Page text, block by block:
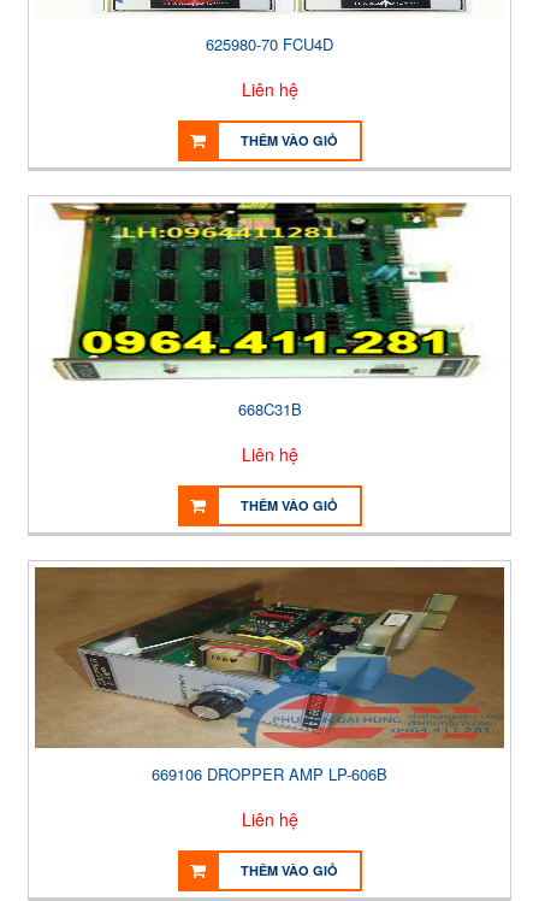
625980-70 FCU4D
Liên hệ
THÊM VÀO GIỎ
668C31B
Liên hệ
THÊM VÀO GIỎ
669106 DROPPER AMP LP-606B
Liên hệ
THÊM VÀO GIỎ